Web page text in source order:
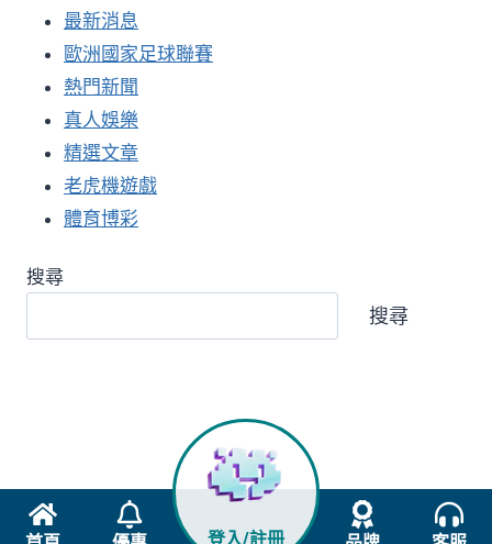
最新消息
歐洲國家足球聯賽
熱門新聞
真人娛樂
精選文章
老虎機遊戲
體育博彩
搜尋
搜尋
登入/註冊